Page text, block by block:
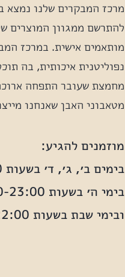
מרכז המבקרים שלנו נמצא
להתרשם ממגוון המוצרים
מותאמים אישית. במרכז
נפוליטנית איכותית, בה
מטאבוני האבן שאנחנו
מוזמנים להגיע:
בימים ב׳, ג׳, ד׳ בשעות 18:00-22:00
בימי ה׳ בשעות 18:00-23:00
ובימי שבת בשעות 18:00-22:00